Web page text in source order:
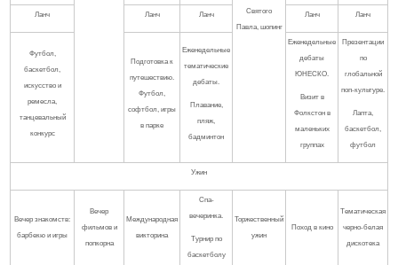
Святого
Павла, шопинг
Ланч Ланч Ланч Ланч Ланч
Футбол,
баскетбол,
искусство и
ремесла,
танцевальный
конкурс
Подготовка к
путешествию.
Футбол,
софтбол, игры
в парке
Еженедельные
тематические
дебаты.
Плавание,
пляж,
бадминтон
Еженедельные
дебаты
ЮНЕСКО.
Визит в
Фолкстон в
маленьких
группах
Презентации
по
глобальной
поп-культуре.
Лапта,
баскетбол,
футбол
Ужин
Вечер знакомств:
барбекю и игры
Вечер
фильмов и
попкорна
Международная
викторина
Спа-
вечеринка.
Турнир по
баскетболу
Торжественный
ужин
Поход в кино
Тематическая
черно-белая
дискотека